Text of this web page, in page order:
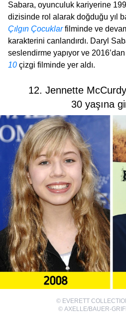
Sabara, oyunculuk kariyerine
dizisinde rol alarak doğduğu yıl
Çılgın Çocuklarfilminde ve
karakterini canlandırdı. Daryl
seslendirme yapıyor ve
10 çizgi filminde yer aldı.
12. Jennette
30 yaşına
© EVERETT
© AXELLE/BAUER-